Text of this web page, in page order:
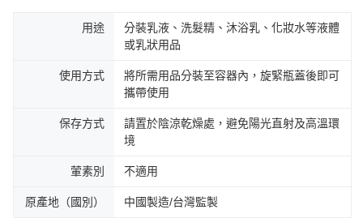
用途
分裝乳液、洗髮精、沐浴乳、化妝水等液體
或乳狀用品
使用方式
將所需用品分裝至容器內，旋緊瓶蓋後即可
攜帶使用
保存方式
請置於陰涼乾燥處，避免陽光直射及高溫環
境
葷素別 不適用
原產地（國別） 中國製造/台灣監製